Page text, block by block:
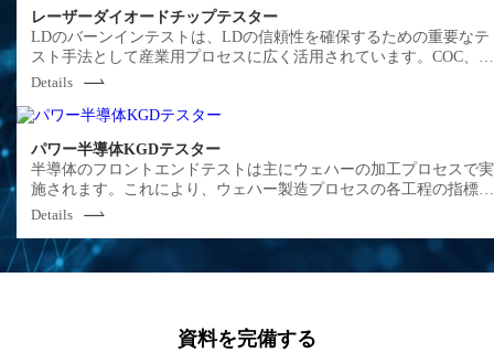
レーザーダイオードチップテスター
LDのバーンインテストは、LDの信頼性を確保するための重要なテ
スト手法として産業用プロセスに広く活用されています。COC、
COSまたはDIEのバーンインテストを通じて、LD生産プロセスによ
す。LDスクリーニングによる廃却損失の低減、サイクルタイムの
上させます。聯訊儀器はDIEからCOCまで、高温から-40℃の低温ま
で、トータルソリューションを提供し、多様なお客様の要件にお応
えします。
Details
パワー半導体KGDテスター
半導体のフロントエンドテストは主にウェハーの加工プロセスで実
施されます。これにより、ウェハー製造プロセスの各工程の指標、
閾値、パラメータ要件などは設計の目標値を満たしているかを確認
Details
資料を完備する